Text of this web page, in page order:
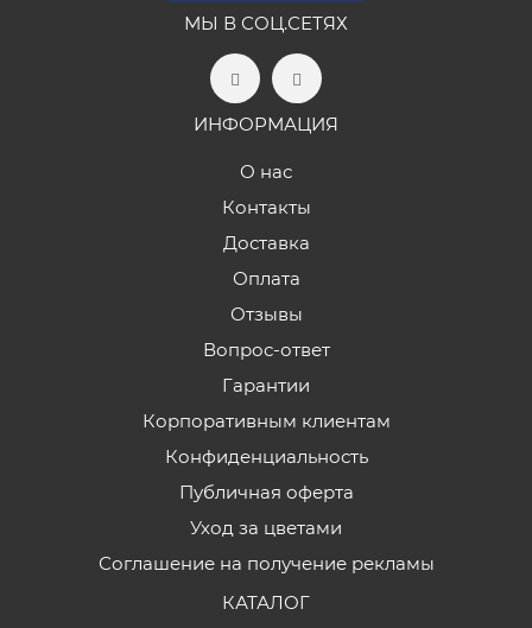
МЫ В СОЦ.СЕТЯХ
ИНФОРМАЦИЯ
О нас
Контакты
Доставка
Оплата
Отзывы
Вопрос-ответ
Гарантии
Корпоративным клиентам
Конфиденциальность
Публичная оферта
Уход за цветами
Соглашение на получение рекламы
КАТАЛОГ